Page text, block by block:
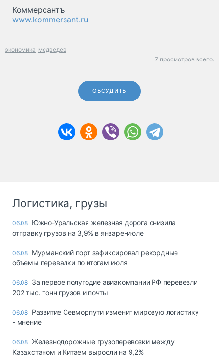
Коммерсантъ
www.kommersant.ru
экономика медведев
7 просмотров всего.
ОБСУДИТЬ
Логистика, грузы
06.08 Южно-Уральская железная дорога снизила
отправку грузов на 3,9% в январе-июле
06.08 Мурманский порт зафиксировал рекордные
объемы перевалки по итогам июля
06.08 За первое полугодие авиакомпании РФ перевезли
202 тыс. тонн грузов и почты
06.08 Развитие Севморпути изменит мировую логистику
- мнение
06.08 Железнодорожные грузоперевозки между
Казахстаном и Китаем выросли на 9,2%